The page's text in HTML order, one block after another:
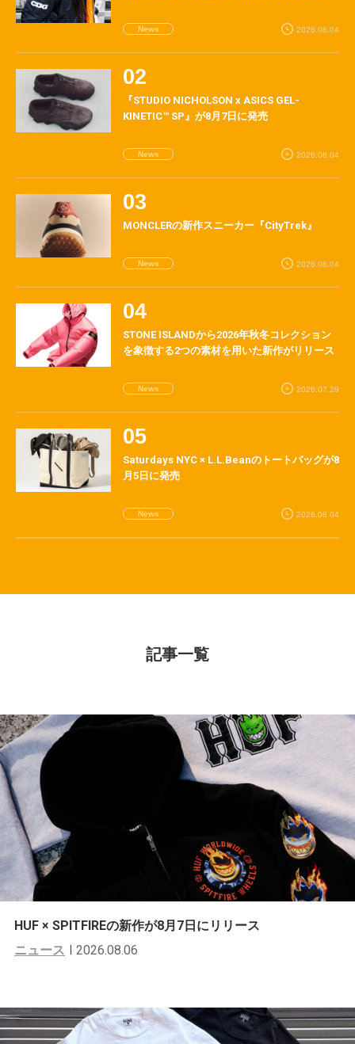
News 2026.08.04
『STUDIO NICHOLSON x ASICS GEL-
KINETIC™ SP』が8月7日に発売
News 2026.08.04
MONCLERの新作スニーカー『CityTrek』
News 2026.08.04
STONE ISLANDから2026年秋冬コレクション
を象徴する2つの素材を用いた新作がリリース
News 2026.07.29
Saturdays NYC × L.L.Beanのトートバッグが8
月5日に発売
News 2026.08.04
記事一覧
HUF × SPITFIREの新作が8月7日にリリース
ニュース
2026.08.06